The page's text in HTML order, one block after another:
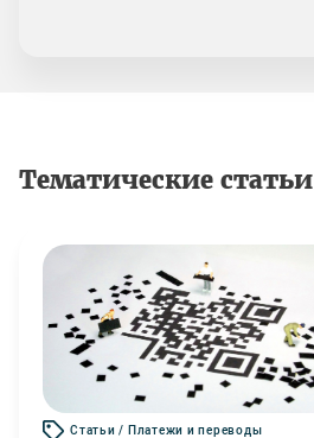
Тематические статьи
Статьи / Платежи и переводы